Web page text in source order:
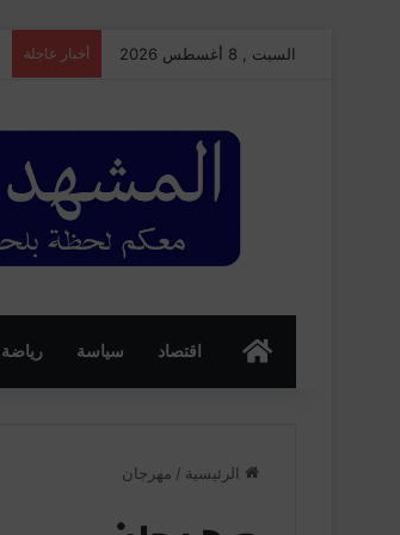
السبت , 8 أغسطس 2026 أخبار عاجلة
الرئسيةاقتصاد سياسة رياضة
الرئيسية / مهرجان